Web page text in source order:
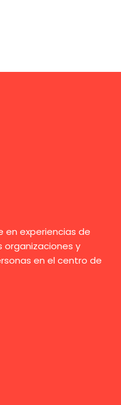
en experiencias de
organizaciones y
en el centro de